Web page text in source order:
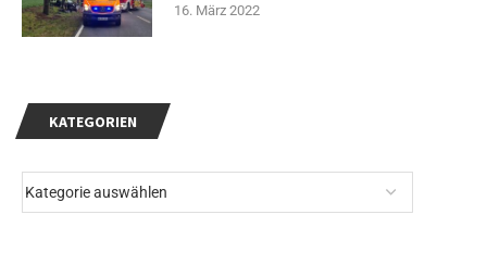
KATEGORIEN
16. März 2022